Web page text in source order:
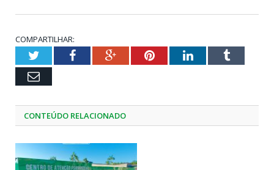
COMPARTILHAR:
TwitterFacebookGoogle+PinterestLinkedInTumblr
Email
CONTEÚDO RELACIONADO